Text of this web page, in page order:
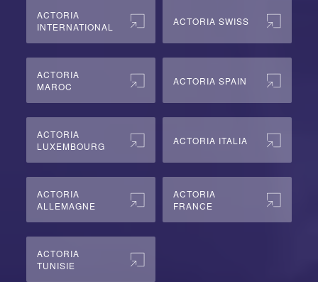
ACTORIA
INTERNATIONAL
ACTORIA SWISS
ACTORIA
MAROC
ACTORIA SPAIN
ACTORIA
LUXEMBOURG
ACTORIA ITALIA
ACTORIA
ALLEMAGNE
ACTORIA
FRANCE
ACTORIA
TUNISIE